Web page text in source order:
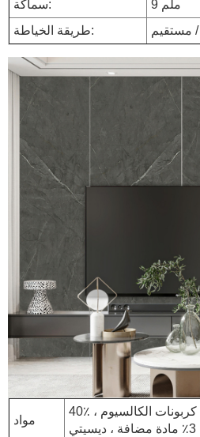
سماكة:
9 ملم
طريقة الخياطة:
مواد
40٪ بولي كلوريد الفينيل ، 57٪ كربونات الكالسيوم ،
3٪ مادة مضافة ، ديسيتي